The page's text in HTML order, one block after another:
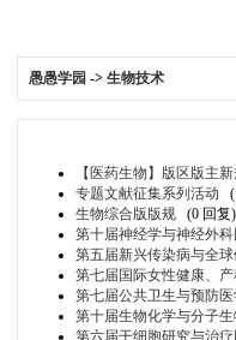
愚愚学园 -> 生物技术
【医药生物】版区版主
专题文献征集系列活动
生物综合版版规
(0 回复)
第十届神经学与神经外科
第五届新兴传染病与全
第七届国际女性健康、
第七届公共卫生与预防
第十届生物化学与分子
第六届干细胞研究与治疗